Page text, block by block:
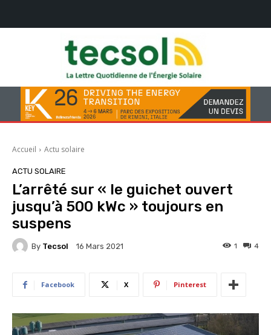
Accueil Actu solaire
ACTU SOLAIRE
L’arrêté sur « le guichet ouvert
jusqu’à 500 kWc » toujours en
suspens
By Tecsol 16 Mars 2021 4
1
Facebook X Pinterest